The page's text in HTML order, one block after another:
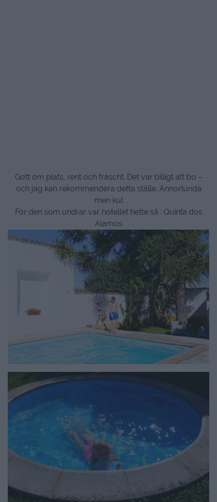
Gott om plats, rent och fräscht. Det var billigt att bo –
och jag kan rekommendera detta ställe. Annorlunda
men kul
För den som undrar var hotellet hette så : Quinta dos
Alamos